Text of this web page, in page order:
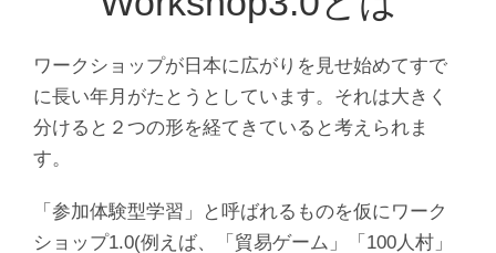
ワークショップが日本に広がりを見せ始めてすで
に長い年月がたとうとしています。それは大きく
分けると２つの形を経てきていると考えられま
す。
「参加体験型学習」と呼ばれるものを仮にワーク
ショップ1.0(例えば、「貿易ゲーム」「100人村」